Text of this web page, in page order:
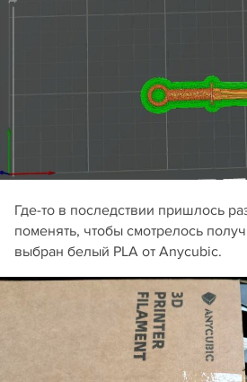
Где-то в последствии пришлось
поменять, чтобы смотрелось
выбран белый PLA от Anycubic.